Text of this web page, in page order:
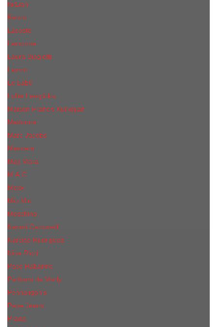
КиLian
Kenzo
Lacoste
Lancome
Laura Biagiotti
Lanvin
Lе Lab0
Lolita Lempicka
Maison Francis Kurkdjian
Madonna
Marc Jacobs
Mancera
Max Mara
M.А.C.
Mexx
Miu Miu
Mоsсhino
Naomi Campbell
Narciso Rodriguez
Nina Ricci
Paco Rabanne
Parfums de Marly
Penhaligon's
Pepe Jeans
Prada